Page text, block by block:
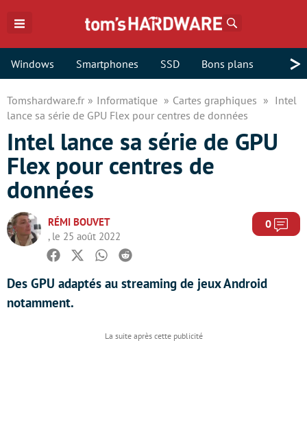
Windows Smartphones SSD Bons plans >
Tomshardware.fr Informatique Cartes graphiques
Intel
lance sa série de GPU Flex pour centres de données
Intel lance sa série de GPU
Flex pour centres de
données
RÉMI BOUVET
, le 25 août 2022
0
Facebook
TwitterWhatsapp
Reddit
Des GPU adaptés au streaming de jeux Android
notamment.